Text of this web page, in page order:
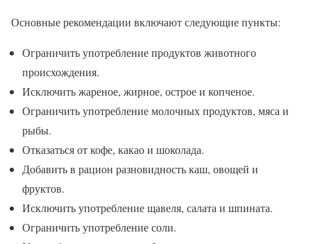
Основные рекомендации включают следующие пункты:
Ограничить употребление продуктов животного
происхождения.
Исключить жареное, жирное, острое и копченое.
Ограничить употребление молочных продуктов, мяса и
рыбы.
Отказаться от кофе, какао и шоколада.
Добавить в рацион разновидность каш, овощей и
фруктов.
Исключить употребление щавеля, салата и шпината.
Ограничить употребление соли.